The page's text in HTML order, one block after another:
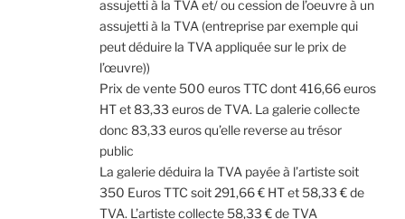
assujetti à la TVA et/ ou cession de l’oeuvre à un
assujetti à la TVA (entreprise par exemple qui
peut déduire la TVA appliquée sur le prix de
l’œuvre))
Prix de vente 500 euros TTC dont 416,66 euros
HT et 83,33 euros de TVA. La galerie collecte
donc 83,33 euros qu’elle reverse au trésor
public
La galerie déduira la TVA payée à l’artiste soit
350 Euros TTC soit 291,66 € HT et 58,33 € de
TVA. L’artiste collecte 58,33 € de TVA